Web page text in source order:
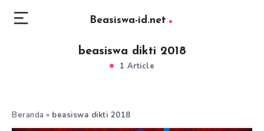
Beasiswa-id.net
beasiswa dikti 2018
1 Article
Beranda » beasiswa dikti 2018